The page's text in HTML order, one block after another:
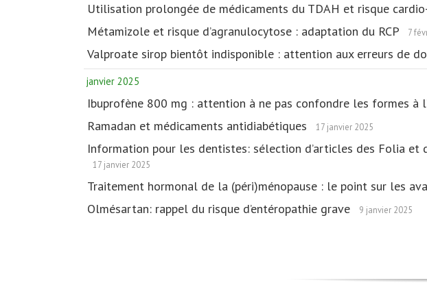
Utilisation prolongée de médicaments du TDAH et risque
Métamizole et risque d’agranulocytose : adaptation du RCP 7
Valproate sirop bientôt indisponible : attention aux erreurs de
janvier 2025
Ibuprofène 800 mg : attention à ne pas confondre les formes
Ramadan et médicaments antidiabétiques 17 janvier 2025
Information pour les dentistes: sélection d’articles des Folia
17 janvier 2025
Traitement hormonal de la (péri)ménopause : le point sur les
Olmésartan: rappel du risque d’entéropathie grave 9 janvier 2025